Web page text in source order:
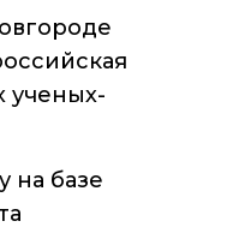
ученых-
на базе